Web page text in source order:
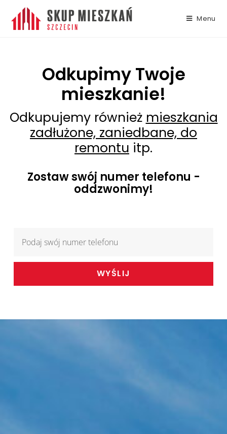
Menu
Odkupimy Twoje
mieszkanie!
Odkupujemy również mieszkania
zadłużone, zaniedbane, do
remontu itp.
Zostaw swój numer telefonu -
oddzwonimy!
WYŚLIJ